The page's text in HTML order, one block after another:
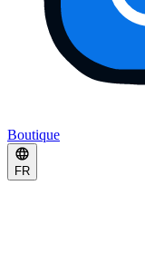
Boutique
FR